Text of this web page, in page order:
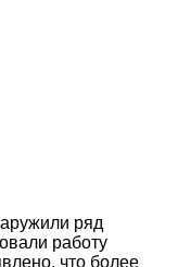
ряд
работу
что более